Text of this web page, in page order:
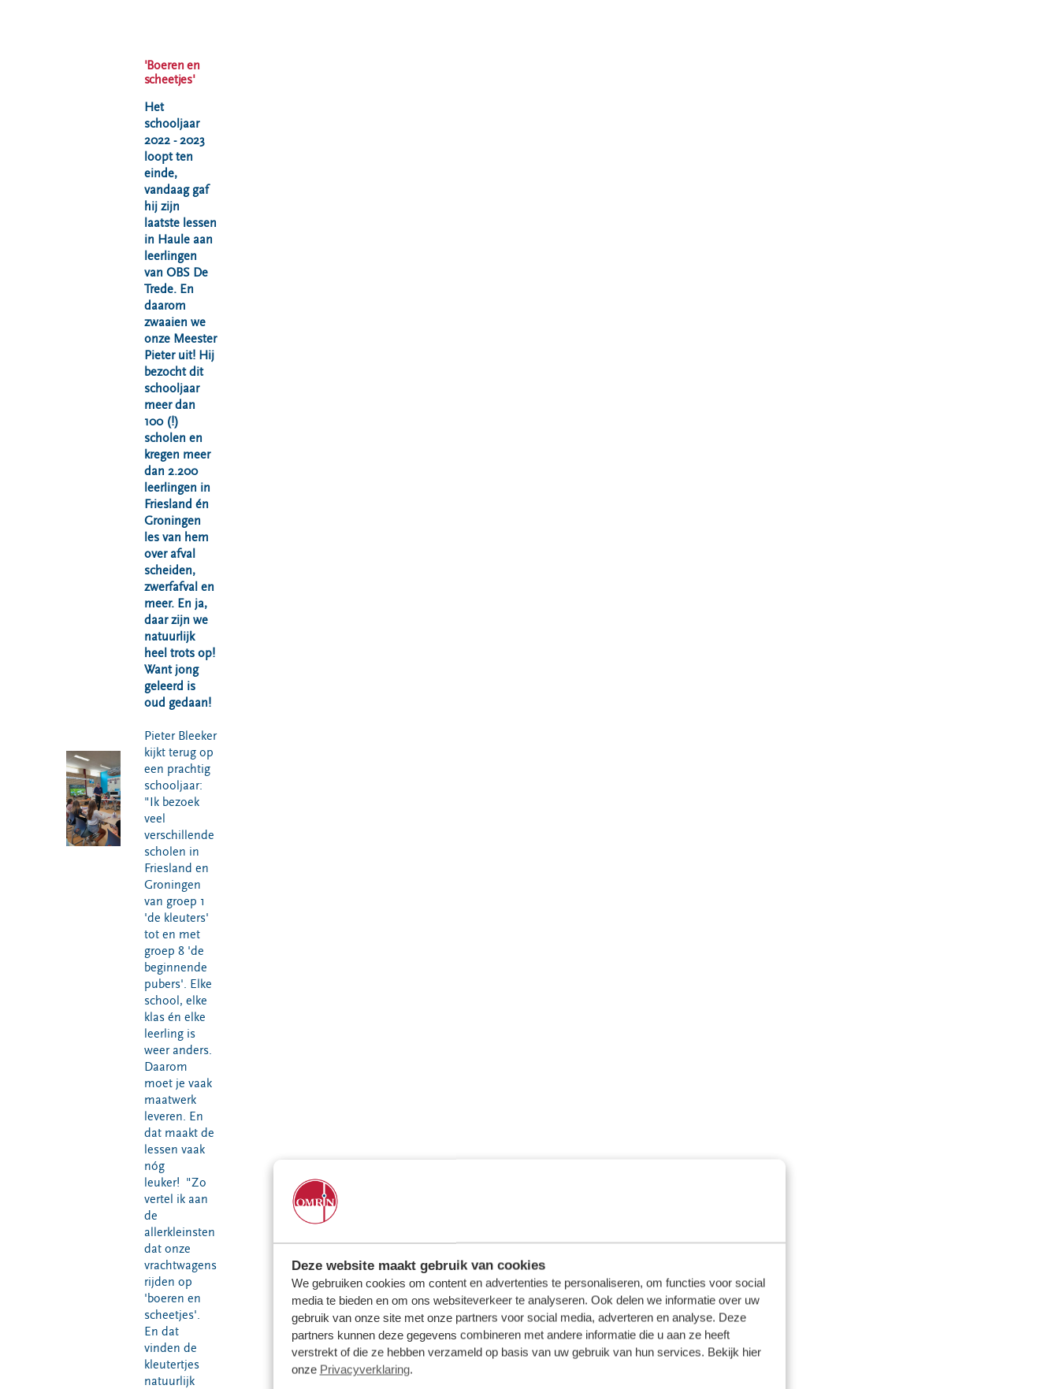
Deze website maakt gebruik van cookies
We gebruiken cookies om content en advertenties te personaliseren, om functies voor social
media te bieden en om ons websiteverkeer te analyseren. Ook delen we informatie over uw
gebruik van onze site met onze partners voor social media, adverteren en analyse. Deze
partners kunnen deze gegevens combineren met andere informatie die u aan ze heeft
verstrekt of die ze hebben verzameld op basis van uw gebruik van hun services. Bekijk hier
onze Privacyverklaring.
Ecopark De
Wierde
Energie
Centrale
Projecten
Voor leveranciers en bezoekers
'Boeren en
scheetjes'
Het
schooljaar
2022 - 2023
loopt ten
einde,
vandaag gaf
hij zijn
laatste lessen
in Haule aan
leerlingen
van OBS De
Trede. En
daarom
zwaaien we
onze Meester
Pieter uit! Hij
bezocht dit
schooljaar
meer dan
100 (!)
scholen en
kregen meer
dan 2.200
leerlingen in
Friesland én
Groningen
les van hem
over afval
scheiden,
zwerfafval en
meer. En ja,
daar zijn we
natuurlijk
heel trots op!
Want jong
geleerd is
oud gedaan!
Pieter Bleeker
kijkt terug op
een prachtig
schooljaar:
"Ik bezoek
veel
verschillende
scholen in
Friesland en
Groningen
van groep 1
'de kleuters'
tot en met
groep 8 'de
beginnende
pubers'. Elke
school, elke
klas én elke
leerling is
weer anders.
Daarom
moet je vaak
maatwerk
leveren. En
dat maakt de
lessen vaak
nóg
leuker! "Zo
vertel ik aan
de
allerkleinsten
dat onze
vrachtwagens
rijden op
'boeren en
scheetjes'.
En dat
vinden de
kleutertjes
natuurlijk